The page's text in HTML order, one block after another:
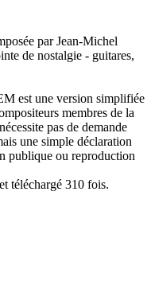
par Jean-Michel
de nostalgie - guitares,
est une version simplifiée
membres de la
pas de demande
une simple déclaration
publique ou reproduction
téléchargé 310 fois.